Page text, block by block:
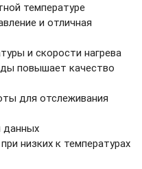
температуре
и отличная
и скорости нагрева
повышает качество
для отслеживания
данных
низких к температурах